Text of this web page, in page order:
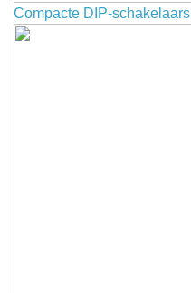
Compacte DIP-schakelaars